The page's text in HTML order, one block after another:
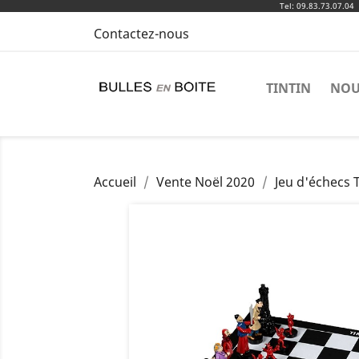
Tel: 09.83.73.07.04
Contactez-nous
TINTIN
Accueil Vente Noël 2020 Jeu d'échecs